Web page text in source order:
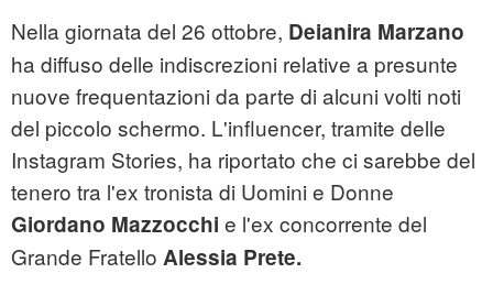
Nella giornata del 26 ottobre, Deianira Marzano
ha diffuso delle indiscrezioni relative a presunte
nuove frequentazioni da parte di alcuni volti noti
del piccolo schermo. L'influencer, tramite delle
Instagram Stories, ha riportato che ci sarebbe del
tenero tra l'ex tronista di Uomini e Donne
Giordano Mazzocchi e l'ex concorrente del
Grande Fratello Alessia Prete.